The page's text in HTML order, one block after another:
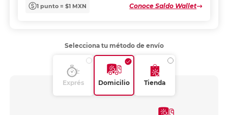
1 punto = $1 MXN Conoce Saldo Wallet
Selecciona tu método de envío
Exprés Domicilio Tienda